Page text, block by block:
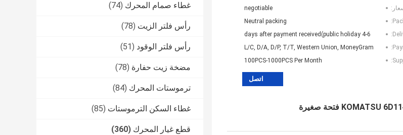
غطاء صمام المحرك (74)
رأس فلتر الزيت (78)
رأس فلتر الوقود (51)
مضخة زيت حفارة (78)
ترموستات المحرك (84)
غطاء السكن الترموستات (85)
قطع غيار المحرك (360)
negotiable
Neutral packing
4-6 days after payment received(public holiday
L/C, D/A, D/P, T/T, Western Union, MoneyGram
100PCS-1000PCS Per Month
اتصل